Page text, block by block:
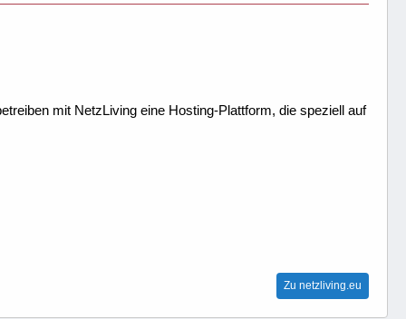
mit NetzLiving eine Hosting-Plattform, die speziell auf
Zu netzliving.eu